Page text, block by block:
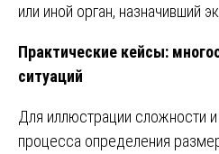
или иной орган, назначивший
Практические кейсы:
ситуаций
Для иллюстрации сложности
процесса определения